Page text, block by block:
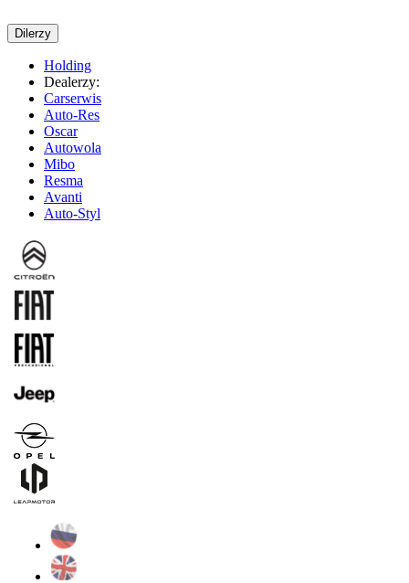
Dilerzy
Holding
Dealerzy:
Carserwis
Auto-Res
Oscar
Autowola
Mibo
Resma
Avanti
Auto-Styl